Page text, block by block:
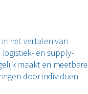
in het vertalen van
en supply-
maakt en meetbare
door individuen